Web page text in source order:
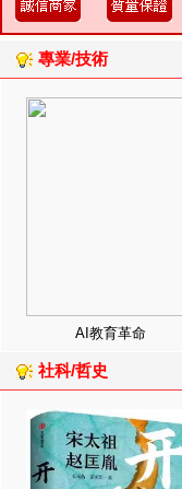
專業/技術
AI教育革命
社科/哲史